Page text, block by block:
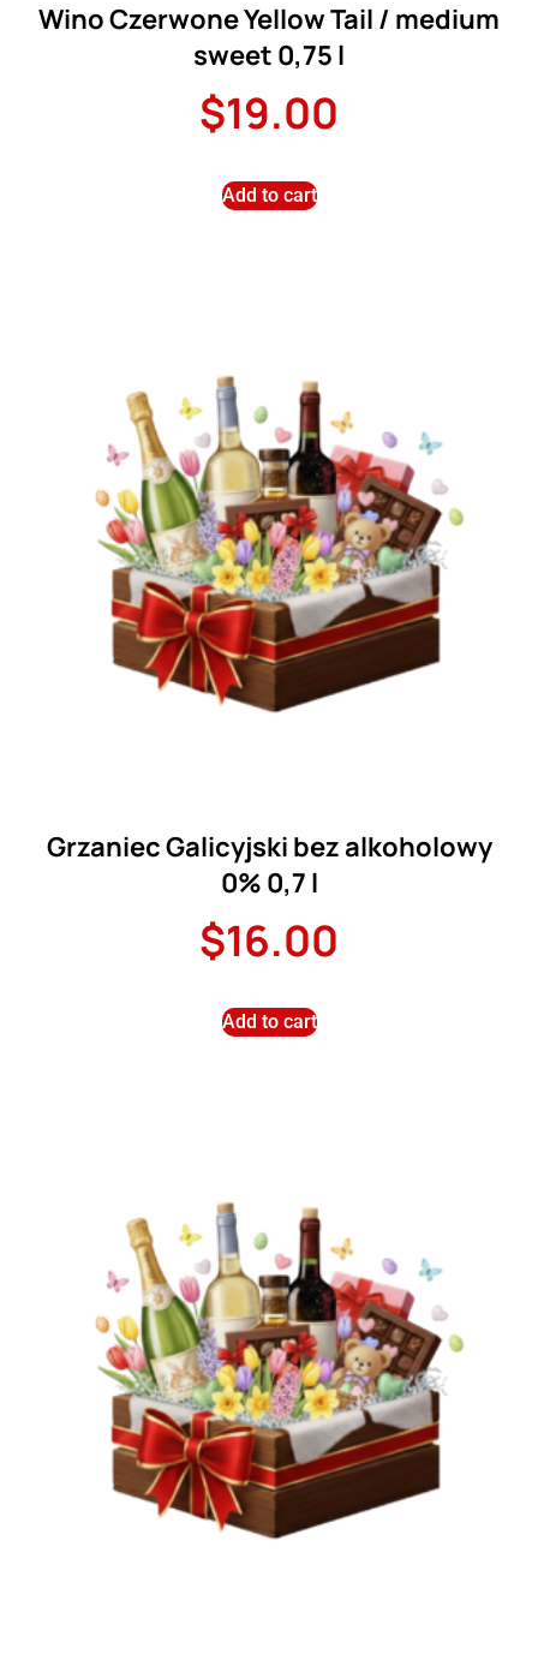
Wino Czerwone Yellow Tail / medium
sweet 0,75 l
$19.00
Add to cart
Grzaniec Galicyjski bez alkoholowy
0% 0,7 l
$16.00
Add to cart